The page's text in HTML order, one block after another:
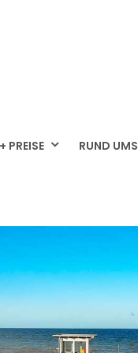
PREISE RUND